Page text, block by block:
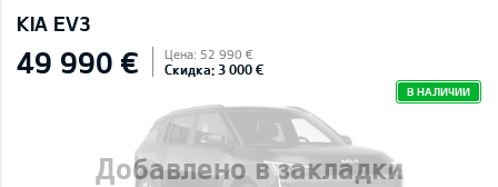
KIA EV3
Добавлено в закладки
49 990 € Цена: 52 990 €
Скидка: 3 000 €
В НАЛИЧИИ